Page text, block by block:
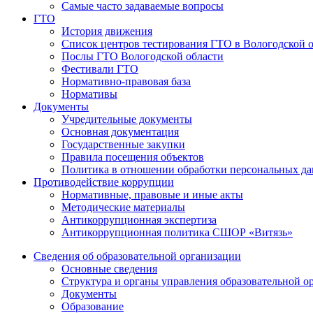
Самые часто задаваемые вопросы
ГТО
История движения
Список центров тестирования ГТО в Вологодской
Послы ГТО Вологодской области
Фестивали ГТО
Нормативно-правовая база
Нормативы
Документы
Учредительные документы
Основная документация
Государственные закупки
Правила посещения объектов
Политика в отношении обработки персональных
Противодействие коррупции
Нормативные, правовые и иные акты
Методические материалы
Антикоррупционная экспертиза
Антикоррупционная политика СШОР «Витязь»
Сведения об образовательной организации
Основные сведения
Структура и органы управления образовательной
Документы
Образование